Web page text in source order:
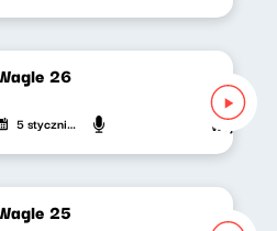
26
5 stycznia 2021 Wojciech
25